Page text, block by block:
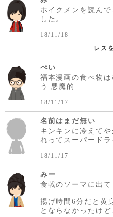
ホイクメンを読ん
した。
18/11/18
レス
ぺい
福本漫画の食べ物
う 悪魔的
18/11/17
名前はまだ無い
キンキンに冷えて
れってスーパード
18/11/17
みー
食戟のソーマに出て
揚げ時間6分だと黄
とならなかったけど